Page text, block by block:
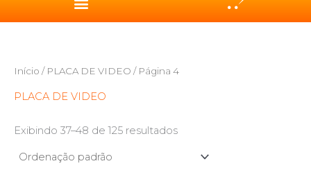
Início / PLACA DE VIDEO / Página 4
PLACA DE VIDEO
Exibindo 37–48 de 125 resultados